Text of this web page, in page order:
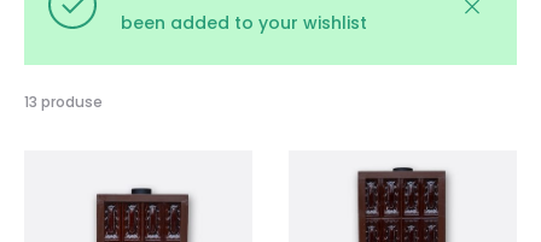
been added to your wishlist
13 produse